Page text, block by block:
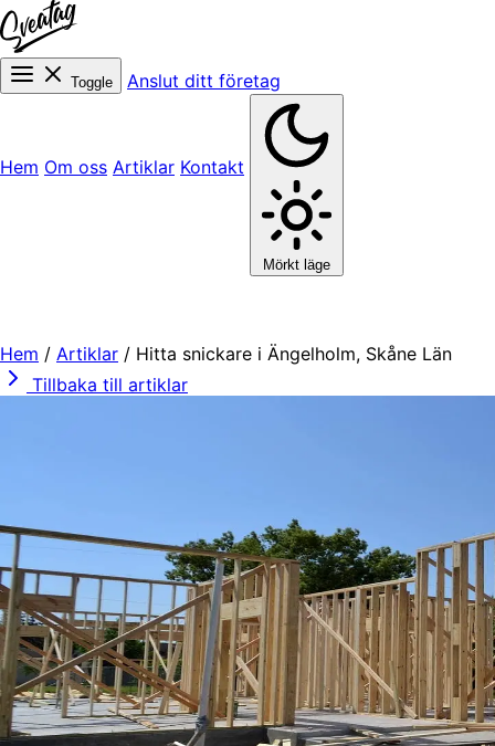
Toggle Anslut ditt företag
Hem Om oss Artiklar Kontakt
Mörkt läge
Hem / Artiklar / Hitta snickare i Ängelholm, Skåne Län
Tillbaka till artiklar